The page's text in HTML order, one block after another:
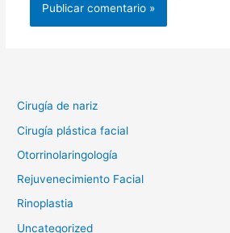
Cirugía de nariz
Cirugía plástica facial
Otorrinolaringología
Rejuvenecimiento Facial
Rinoplastia
Uncategorized